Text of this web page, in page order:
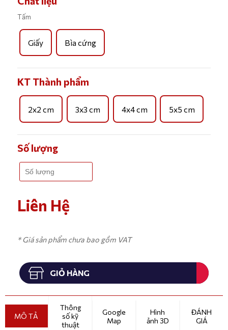
Tấm
Giấy Bìa cứng
KT Thành phẩm
2x2 cm 3x3 cm 4x4 cm 5x5 cm
Số lượng
Liên Hệ
* Giá sản phẩm chưa bao gồm VAT
GIỎ HÀNG
MÔ TẢ
Thông
số kỹ
thuật
Google
Map
Hình
ảnh 3D
ĐÁNH
GIÁ